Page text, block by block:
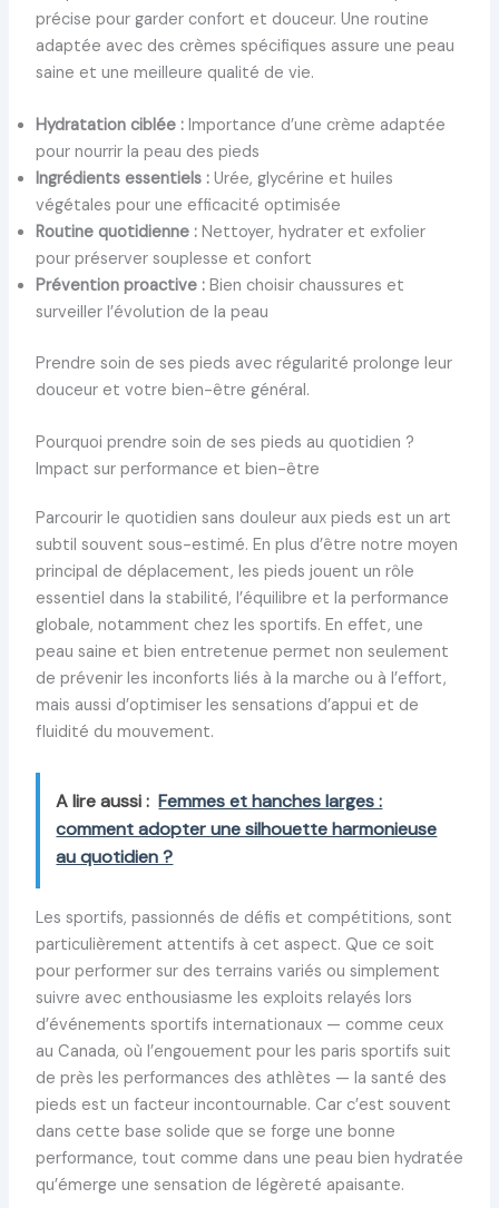
précise pour garder confort et douceur. Une routine
adaptée avec des crèmes spécifiques assure une peau
saine et une meilleure qualité de vie.
Hydratation ciblée :Importance d’une crème adaptée
pour nourrir la peau des pieds
Ingrédients essentiels :Urée, glycérine et huiles
végétales pour une efficacité optimisée
Routine quotidienne :Nettoyer, hydrater et exfolier
pour préserver souplesse et confort
Prévention proactive :Bien choisir chaussures et
surveiller l’évolution de la peau
Prendre soin de ses pieds avec régularité prolonge leur
douceur et votre bien-être général.
Pourquoi prendre soin de ses pieds au quotidien ?
Impact sur performance et bien-être
Parcourir le quotidien sans douleur aux pieds est un art
subtil souvent sous-estimé. En plus d’être notre moyen
principal de déplacement, les pieds jouent un rôle
essentiel dans la stabilité, l’équilibre et la performance
globale, notamment chez les sportifs. En effet, une
peau saine et bien entretenue permet non seulement
de prévenir les inconforts liés à la marche ou à l’effort,
mais aussi d’optimiser les sensations d’appui et de
fluidité du mouvement.
A lire aussi : Femmes et hanches larges :
comment adopter une silhouette harmonieuse
au quotidien ?
Les sportifs, passionnés de défis et compétitions, sont
particulièrement attentifs à cet aspect. Que ce soit
pour performer sur des terrains variés ou simplement
suivre avec enthousiasme les exploits relayés lors
d’événements sportifs internationaux — comme ceux
au Canada, où l’engouement pour les paris sportifs suit
de près les performances des athlètes — la santé des
pieds est un facteur incontournable. Car c’est souvent
dans cette base solide que se forge une bonne
performance, tout comme dans une peau bien hydratée
qu’émerge une sensation de légèreté apaisante.